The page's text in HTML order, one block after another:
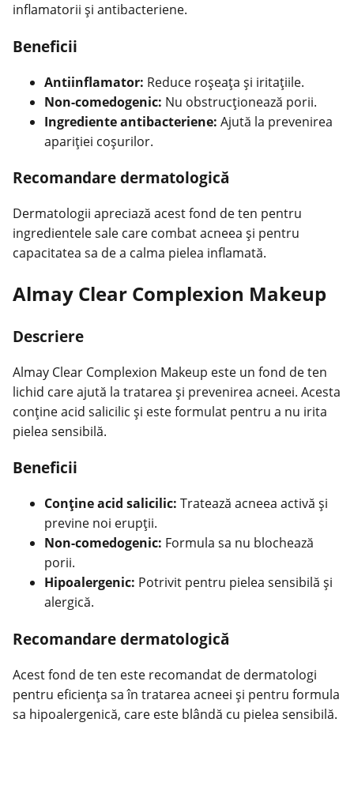
inflamatorii și antibacteriene.
Beneficii
Antiinflamator: Reduce roșeața și iritațiile.
Non-comedogenic: Nu obstrucționează porii.
Ingrediente antibacteriene: Ajută la prevenirea
apariției coșurilor.
Recomandare dermatologică
Dermatologii apreciază acest fond de ten pentru
ingredientele sale care combat acneea și pentru
capacitatea sa de a calma pielea inflamată.
Almay Clear Complexion Makeup
Descriere
Almay Clear Complexion Makeup este un fond de ten
lichid care ajută la tratarea și prevenirea acneei. Acesta
conține acid salicilic și este formulat pentru a nu irita
pielea sensibilă.
Beneficii
Conține acid salicilic: Tratează acneea activă și
previne noi erupții.
Non-comedogenic: Formula sa nu blochează
porii.
Hipoalergenic: Potrivit pentru pielea sensibilă și
alergică.
Recomandare dermatologică
Acest fond de ten este recomandat de dermatologi
pentru eficiența sa în tratarea acneei și pentru formula
sa hipoalergenică, care este blândă cu pielea sensibilă.